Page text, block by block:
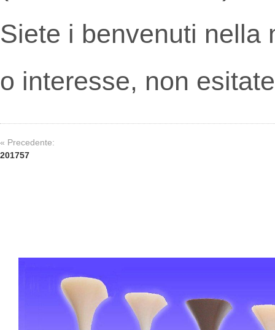
Siete i benvenuti nella
o interesse, non
« Precedente:
201757